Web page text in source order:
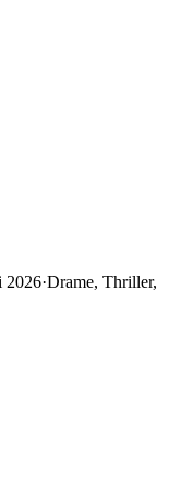
2026·Drame, Thriller,